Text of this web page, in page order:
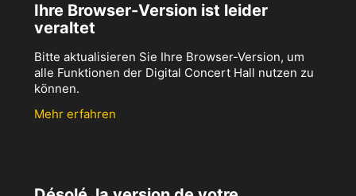
Ihre Browser-Version ist leider
veraltet
Bitte aktualisieren Sie Ihre Browser-Version, um
alle Funktionen der Digital Concert Hall nutzen zu
können.
Mehr erfahren